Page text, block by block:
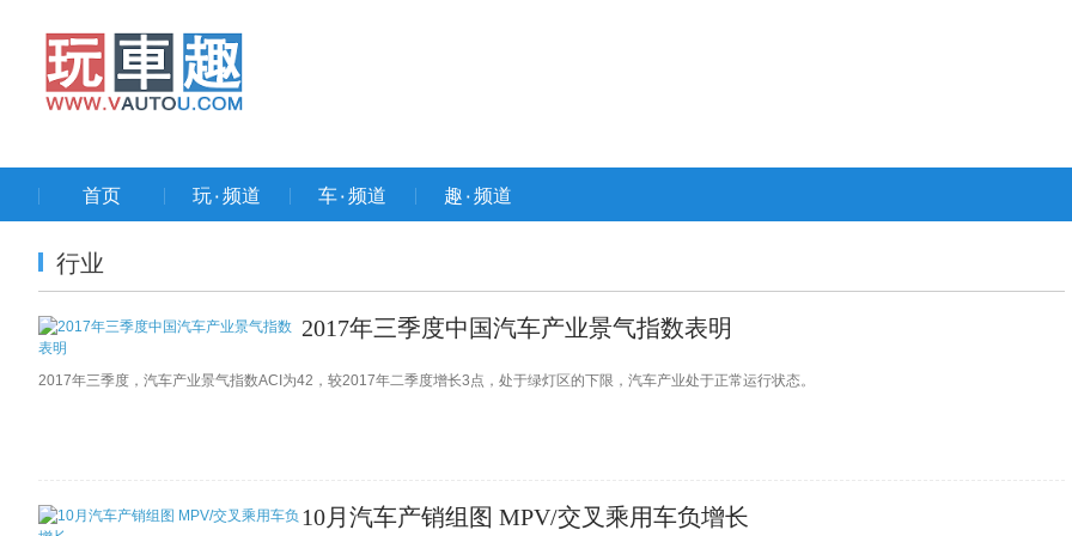
首页 玩۰频道 车۰频道 趣۰频道
行业
2017年三季度中国汽车产业景气指数表明
2017年三季度，汽车产业景气指数ACI为42，较2017年二季度增长3点，处于绿灯区的下限，汽车产业处于正常运行状态。
10月汽车产销组图 MPV/交叉乘用车负增长